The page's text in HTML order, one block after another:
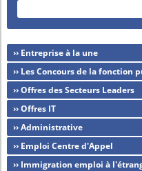
›› Entreprise à la une
›› Les Concours de la fonction
›› Offres des Secteurs Leaders
›› Offres IT
›› Administrative
›› Emploi Centre d'Appel
›› Immigration emploi à